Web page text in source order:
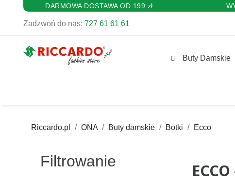
DARMOWA DOSTAWA OD 199 zł
Zadzwoń do nas: 727 61 61 61
Buty Damskie
Riccardo.pl ONA Buty damskie Botki Ecco
Filtrowanie